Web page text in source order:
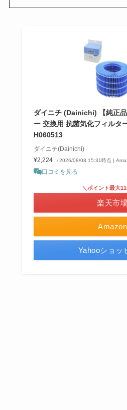
ダイニチ (Dainichi) 【純正
ー 交換用 抗菌気化フィルタ
H060513
ダイニチ(Dainichi)
¥2,224
（2026/08/08 15:31時点 |
口コミを見る
Amazon
＼ポイント最大
楽天市
Yahooショッ